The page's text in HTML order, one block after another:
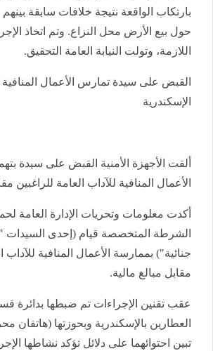
بارتكاب الواقعة نتيجة خلافات سابقة
حول بيع الأرض محل النزاع. وتم اتخاذ
اللازمة، وتولت النيابة العامة التحقيق.
القبض على سيدة تمارس الأعمال
الإسكندرية
ألقت الأجهزة الأمنية القبض على سيدة
الأعمال المنافية للآداب العامة للراغبين
أكدت معلومات وتحريات الإدارة العامة
الشرطة المتخصصة قيام (إحدى السيدات
جنائية") بممارسة الأعمال المنافية للآداب
مقابل مبالغ مالية.
عقب تقنين الإجراءات تم ضبطها بدائرة
العطارين بالإسكندرية وبحوزتها (هاتفان
تبين احتوائهما على دلائل تؤكد نشاطها